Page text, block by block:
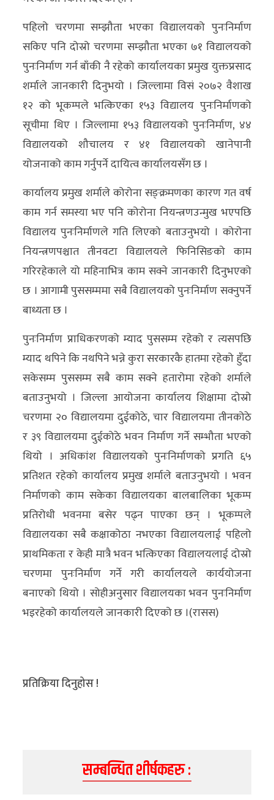
रोचक
अन्य
क्लिक
खबर
विशेष
राशिफल
ग्यालरी
भिडियो
पहिलो चरणमा सम्झौता भएका विद्यालयको पुनःनिर्माण
सकिए पनि दोस्रो चरणमा सम्झौता भएका ७१ विद्यालयको
पुनःनिर्माण गर्न बाँकी नै रहेको कार्यालयका प्रमुख युक्तप्रसाद
शर्माले जानकारी दिनुभयो । जिल्लामा विसं २०७२ वैशाख
१२ को भूकम्पले भत्किएका १५३ विद्यालय पुनःनिर्माणको
सूचीमा थिए । जिल्लामा १५३ विद्यालयको पुनःनिर्माण, ४४
विद्यालयको शौचालय र ४१ विद्यालयको खानेपानी
योजनाको काम गर्नुपर्ने दायित्व कार्यालयसँग छ ।
कार्यालय प्रमुख शर्माले कोरोना सङ्क्रमणका कारण गत वर्ष
काम गर्न समस्या भए पनि कोरोना नियन्त्रणउन्मुख भएपछि
विद्यालय पुनःनिर्माणले गति लिएको बताउनुभयो । कोरोना
नियन्त्रणपश्चात तीनवटा विद्यालयले फिनिसिङको काम
गरिरहेकाले यो महिनाभित्र काम सक्ने जानकारी दिनुभएको
छ । आगामी पुससम्ममा सबै विद्यालयको पुनःनिर्माण सक्नुपर्ने
बाध्यता छ ।
पुनःनिर्माण प्राधिकरणको म्याद पुससम्म रहेको र त्यसपछि
म्याद थपिने कि नथपिने भन्ने कुरा सरकारकै हातमा रहेको हुँदा
सकेसम्म पुससम्म सबै काम सक्ने हतारोमा रहेको शर्माले
बताउनुभयो । जिल्ला आयोजना कार्यालय शिक्षामा दोस्रो
चरणमा २० विद्यालयमा दुईकोठे, चार विद्यालयमा तीनकोठे
र ३९ विद्यालयमा दुईकोठे भवन निर्माण गर्ने सम्भौता भएको
थियो । अधिकांश विद्यालयको पुनःनिर्माणको प्रगति ६५
प्रतिशत रहेको कार्यालय प्रमुख शर्माले बताउनुभयो । भवन
निर्माणको काम सकेका विद्यालयका बालबालिका भूकम्प
प्रतिरोधी भवनमा बसेर पढ्न पाएका छन् । भूकम्पले
विद्यालयका सबै कक्षाकोठा नभएका विद्यालयलाई पहिलो
प्राथमिकता र केही मात्रै भवन भत्किएका विद्यालयलाई दोस्रो
चरणमा पुनःनिर्माण गर्ने गरी कार्यालयले कार्ययोजना
बनाएको थियो । सोहीअनुसार विद्यालयका भवन पुनःनिर्माण
भइरहेको कार्यालयले जानकारी दिएको छ ।(रासस)
प्रतिक्रिया दिनुहोस !
सम्बन्धित शीर्षकहरु :